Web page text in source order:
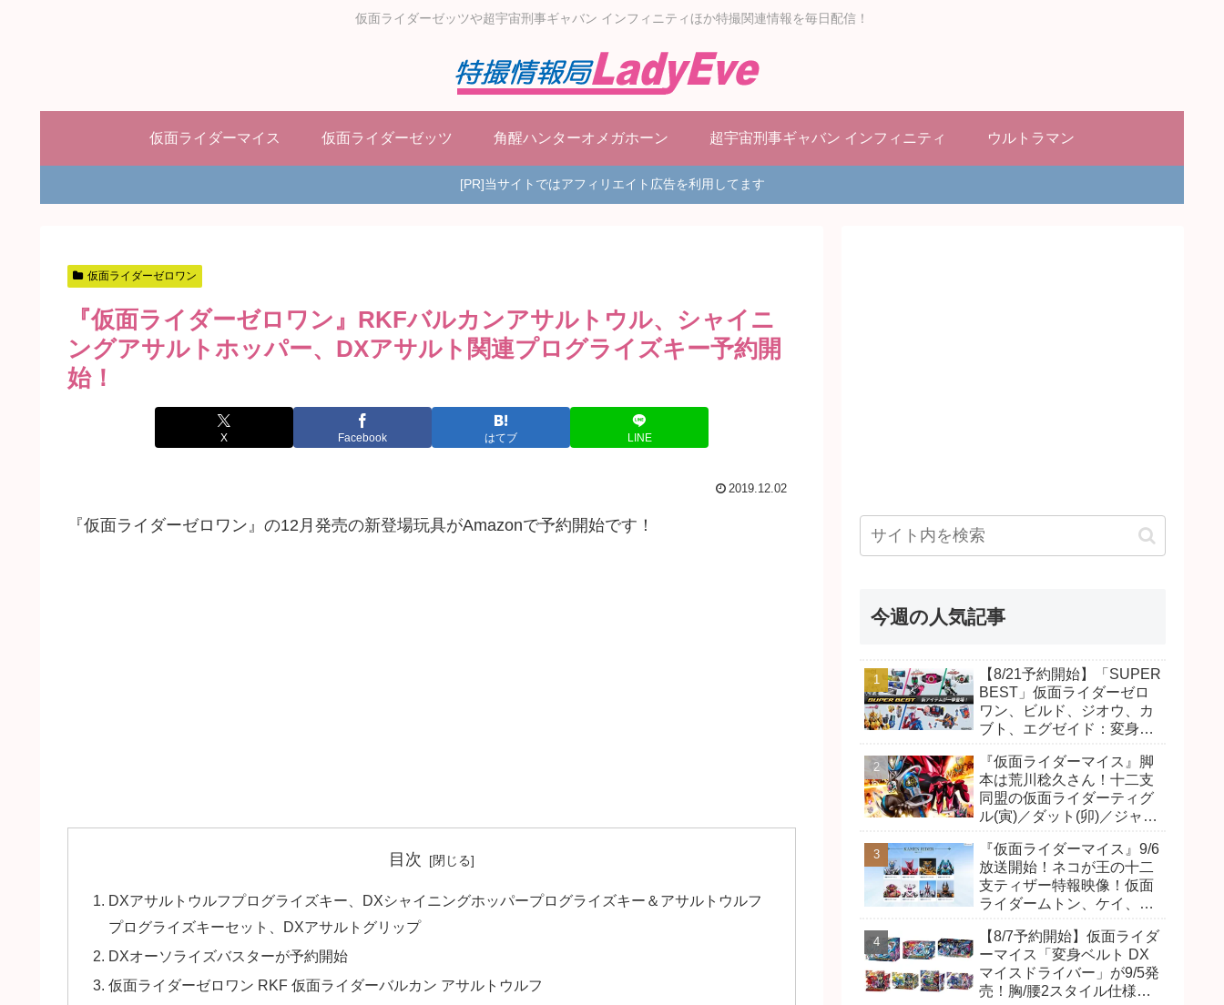
仮面ライダーゼッツや超宇宙刑事ギャバン インフィニティほか特撮関連情報を毎日配信！
仮面ライダーマイス 仮面ライダーゼッツ 角醒ハンターオメガホーン 超宇宙刑事ギャバン インフィニティ ウルトラマン
[PR]当サイトではアフィリエイト広告を利用してます
仮面ライダーゼロワン
『仮面ライダーゼロワン』RKFバルカンアサルトウル、シャイニ
ングアサルトホッパー、DXアサルト関連プログライズキー予約開
始！
X Facebook はてブ LINE
2019.12.02
『仮面ライダーゼロワン』の12月発売の新登場玩具がAmazonで予約開始です！
目次
DXアサルトウルフプログライズキー、DXシャイニングホッパープログライズキー＆アサルトウルフ
プログライズキーセット、DXアサルトグリップ
DXオーソライズバスターが予約開始
仮面ライダーゼロワン RKF 仮面ライダーバルカン アサルトウルフ
今週の人気記事
【8/21予約開始】「SUPER
BEST」仮面ライダーゼロ
ワン、ビルド、ジオウ、カ
ブト、エグゼイド：変身ベ
ー、DXネオディケイドライ
バー、DXホッパーゼクター
ほか12点！
『仮面ライダーマイス』脚
本は荒川稔久さん！十二支
同盟の仮面ライダーティグ
ル(寅)／ダット(卯)／ジャオ
尾達臣のキャストが発表！
トリガーのアキト金子隼也
さんも変身！
『仮面ライダーマイス』9/6
放送開始！ネコが王の十二
支ティザー特報映像！仮面
ライダームトン、ケイ、ヴ
開！ライダーは子丑寅卯辰
巳午未申酉戌亥猫猫の14
人⁉
【8/7予約開始】仮面ライダ
ーマイス「変身ベルト DX
マイスドライバー」が9/5発
売！胸/腰2スタイル仕様！